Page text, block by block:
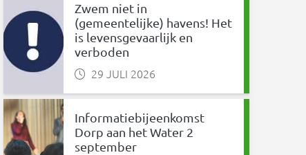
Zwem niet in
(gemeentelijke) havens! Het
is levensgevaarlijk en
verboden
29 JULI 2026
Informatiebijeenkomst
Dorp aan het Water 2
september